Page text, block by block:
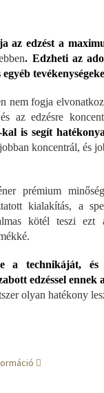
az edzést a
. Edzheti az
nem fogja
az edzésre
is segít
koncentrál, és
prémium
kialakítás, a
kötél teszi ezt
a technikáját, és
edzéssel ennek
olyan hatékony